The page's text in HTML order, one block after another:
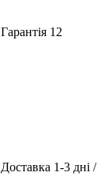
Гарантія 12
Доставка 1-3 дні /